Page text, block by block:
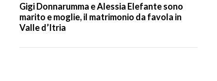
Gigi Donnarumma e Alessia Elefante sono
marito e moglie, il matrimonio da favola in
Valle d’Itria